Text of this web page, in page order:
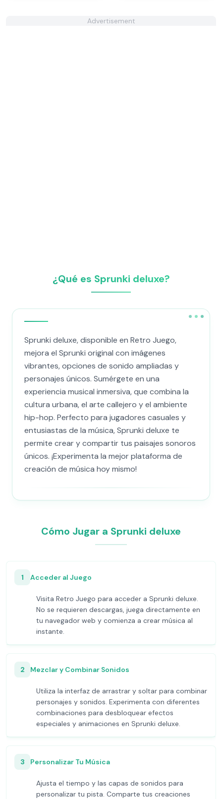
Advertisement
¿Qué es Sprunki deluxe?
Sprunki deluxe, disponible en Retro Juego,
mejora el Sprunki original con imágenes
vibrantes, opciones de sonido ampliadas y
personajes únicos. Sumérgete en una
experiencia musical inmersiva, que combina la
cultura urbana, el arte callejero y el ambiente
hip-hop. Perfecto para jugadores casuales y
entusiastas de la música, Sprunki deluxe te
permite crear y compartir tus paisajes sonoros
únicos. ¡Experimenta la mejor plataforma de
creación de música hoy mismo!
Cómo Jugar a Sprunki deluxe
1 Acceder al Juego
Visita Retro Juego para acceder a Sprunki deluxe.
No se requieren descargas, juega directamente en
tu navegador web y comienza a crear música al
instante.
2 Mezclar y Combinar Sonidos
Utiliza la interfaz de arrastrar y soltar para combinar
personajes y sonidos. Experimenta con diferentes
combinaciones para desbloquear efectos
especiales y animaciones en Sprunki deluxe.
3 Personalizar Tu Música
Ajusta el tiempo y las capas de sonidos para
personalizar tu pista. Comparte tus creaciones